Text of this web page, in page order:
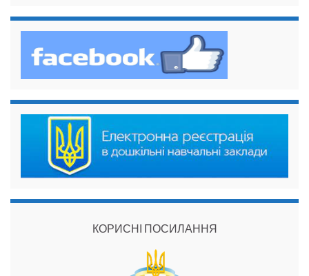
КОРИСНІ ПОСИЛАННЯ